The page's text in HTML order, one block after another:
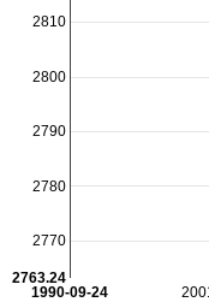
1990-09-24
2770
2780
2790
2800
2810
2763.24